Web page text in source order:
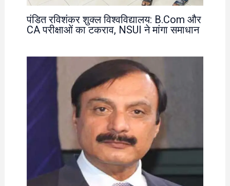
पंडित रविशंकर शुक्ल विश्वविद्यालय: B.Com और
CA परीक्षाओं का टकराव, NSUI ने मांगा समाधान